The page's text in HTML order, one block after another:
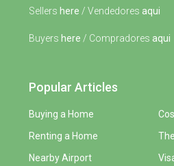
Sellers here / Vendedores aqui
Buyers here / Compradores aqui
Popular Articles
Buying a Home
Renting a Home
Nearby Airport